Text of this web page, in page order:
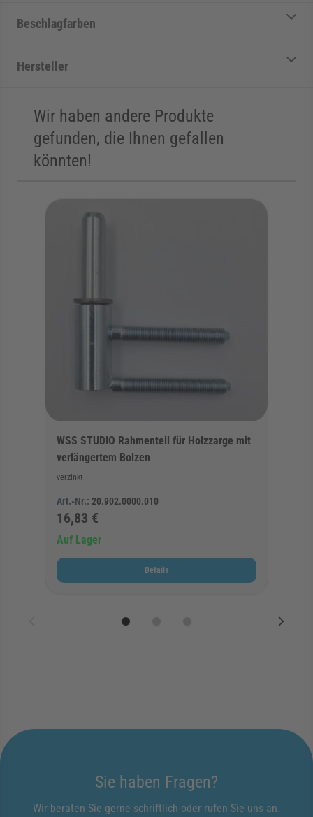
Beschlagfarben
Hersteller
Wir haben andere Produkte
gefunden, die Ihnen gefallen
könnten!
Die Navigation durch die Elemente des Karussells ist mit der
Karussell überspringen
Zur Karussell-Navigation springen
WSS STUDIO Rahmenteil für Holzzarge mit
verlängertem Bolzen
verzinkt
Art.-Nr.: 20.902.0000.010
16,83 €
Auf Lager
Details
Sie haben Fragen?
Wir beraten Sie gerne schriftlich oder rufen Sie uns an.